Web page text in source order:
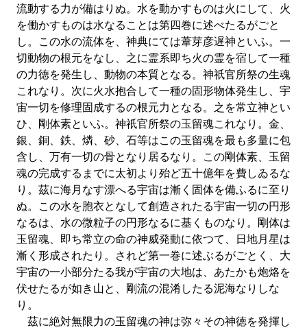
流動する力が備はりぬ。水を動かすものは火にして、火
を働かすものは水なることは第四巻に述べたるがごと
し。この水の流体を、神典にては葦芽彦遅神といふ。一
切動物の根元をなし、之に霊系即ち火の霊を宿して一種
の力徳を発生し、動物の本質となる。神祇官所祭の生魂
これなり。次に火水抱合して一種の固形物体発生し、宇
宙一切を修理固成するの根元力となる。之を常立神とい
ひ、剛体素といふ。神祇官所祭の玉留魂これなり。金、
銀、銅、鉄、燐、砂、石等はこの玉留魂を最も多量に包
含し、万有一切の骨となり居るなり。この剛体素、玉留
魂の完成するまでに太初より殆ど五十億年を費しゐるな
り。茲に海月なす漂へる宇宙は漸く固体を備ふるに至り
ぬ。この水を胞衣となして創造されたる宇宙一切の円形
なるは、水の微粒子の円形なるに基くものなり。剛体は
玉留魂、即ち常立の命の神威発動に依つて、日地月星は
漸く形成されたり。されど第一巻に述ぶるがごとく、大
宇宙の一小部分たる我が宇宙の大地は、あたかも炮烙を
伏せたるが如き山と、剛流の混淆したる泥海なりしな
り。
茲に絶対無限力の玉留魂の神は弥々その神徳を発揮し